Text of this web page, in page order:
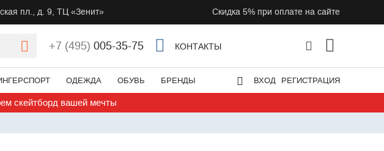
пл., д. 9, ТЦ «Зенит» Скидка 5% при оплате на сайте
+7 (495) 005-35-75 КОНТАКТЫ
ОДЕЖДА ОБУВЬ БРЕНДЫ ВХОД РЕГИСТРАЦИЯ
скейтборд вашей мечты